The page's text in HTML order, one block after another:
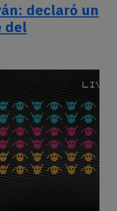
declaró un
del